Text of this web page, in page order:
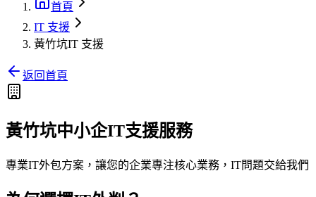
首頁
IT 支援
黃竹坑IT 支援
返回首頁
黃竹坑中小企IT支援服務
專業IT外包方案，讓您的企業專注核心業務，IT問題交給我們